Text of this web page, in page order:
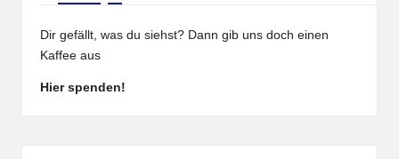
Dir gefällt, was du siehst? Dann gib uns doch einen
Kaffee aus
Hier spenden!